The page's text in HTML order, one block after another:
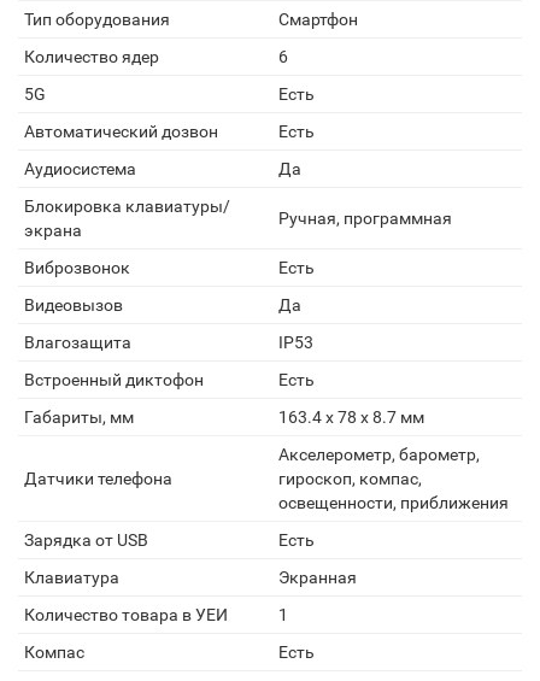
Тип оборудования
Смартфон
Количество ядер
6
5G
Есть
Автоматический дозвон
Есть
Аудиосистема
Да
Блокировка клавиатуры/
экрана
Ручная, программная
Виброзвонок
Есть
Видеовызов
Да
Влагозащита
IP53
Встроенный диктофон
Есть
Габариты, мм
163.4 х 78 х 8.7 мм
Датчики телефона
Акселерометр, барометр,
гироскоп, компас,
освещенности, приближения
Зарядка от USB
Есть
Клавиатура
Экранная
Количество товара в УЕИ
1
Компас
Есть